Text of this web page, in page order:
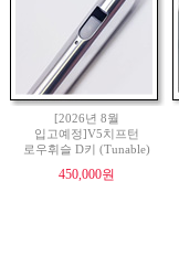
[2026년 8월
입고예정]V5치프턴
로우휘슬 D키 (Tunable)
450,000원